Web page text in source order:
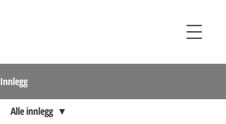
Innlegg
Alle innlegg